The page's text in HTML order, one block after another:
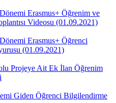
Erasmus+ Öğrenim ve
Videosu (01.09.2021)
Erasmus+ Öğrenci
(01.09.2021)
Projeye Ait Ek İlan Öğrenim
Giden Öğrenci Bilgilendirme